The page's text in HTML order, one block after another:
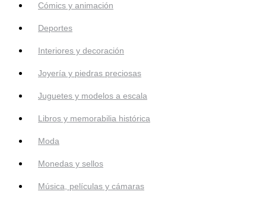
Cómics y animación
Deportes
Interiores y decoración
Joyería y piedras preciosas
Juguetes y modelos a escala
Libros y memorabilia histórica
Moda
Monedas y sellos
Música, películas y cámaras